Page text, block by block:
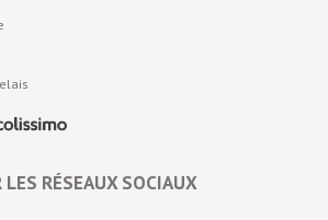
RÉSEAUX SOCIAUX